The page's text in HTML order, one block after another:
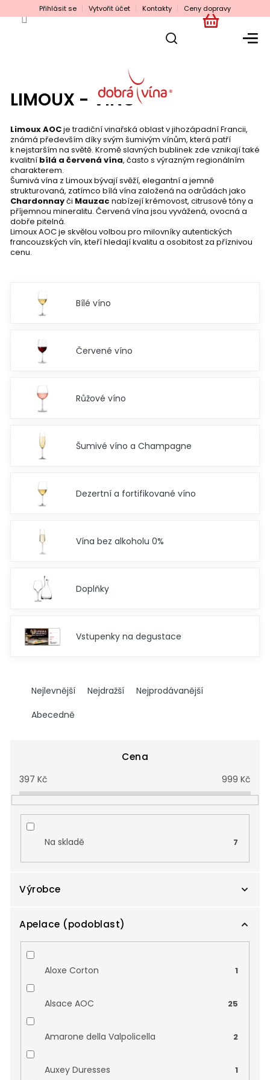
na
Přihlásit se Vytvořit účet Kontakty Ceny dopravy
NÁKUPNÍ
LIMOUX - VÍNO
Limoux AOCje tradiční vinařská oblast v jihozápadní Francii,
známá především díky svým šumivým vínům, která patří
k nejstarším na světě. Kromě slavných bublinek zde vznikají také
kvalitní bílá a červená vína, často s výrazným regionálním
charakterem.
Šumivá vína z Limoux bývají svěží, elegantní a jemně
strukturovaná, zatímco bílá vína založená na odrůdách jako
Chardonnayči Mauzac nabízejí krémovost, citrusové tóny a
příjemnou mineralitu. Červená vína jsou vyvážená, ovocná a
dobře pitelná.
Limoux AOC je skvělou volbou pro milovníky autentických
francouzských vín, kteří hledají kvalitu a osobitost za příznivou
cenu.
Bílé víno
Červené víno
Růžové víno
Šumivé víno a Champagne
Dezertní a fortifikované víno
Vína bez alkoholu 0%
Doplňky
Vstupenky na degustace
a
e
o
d
u
k
Nejlevnější Nejdražší
Nejprodávanější
Abecedně
Cena
397 Kč 999 Kč
Na skladě 7
Výrobce
Agricola Pliniana s.c.a.
Aldea 0
Anne de Joyeuse 6
Aymar 0
Azienda Agricola Humar 0
Apelace (podoblast)
Aloxe Corton 1
Alsace AOC 25
Amarone della Valpolicella 2
Auxey Duresses 1